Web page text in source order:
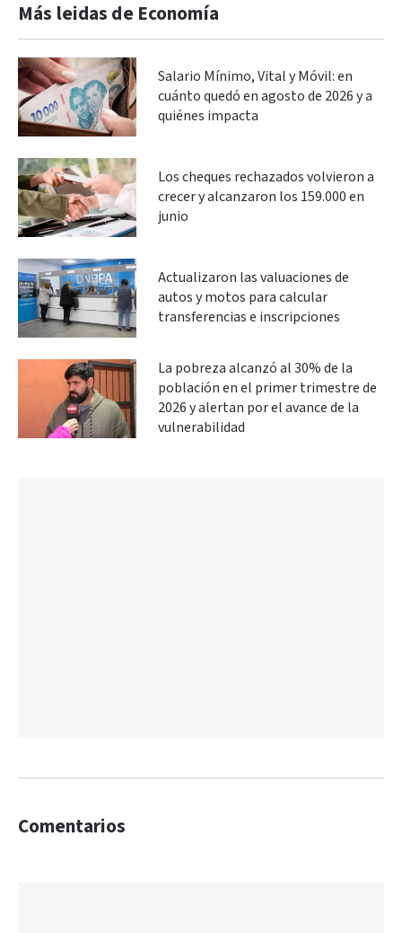
Más leidas de Economía
Salario Mínimo, Vital y Móvil: en
cuánto quedó en agosto de 2026 y a
quiénes impacta
Los cheques rechazados volvieron a
crecer y alcanzaron los 159.000 en
junio
Actualizaron las valuaciones de
autos y motos para calcular
transferencias e inscripciones
La pobreza alcanzó al 30% de la
población en el primer trimestre de
2026 y alertan por el avance de la
vulnerabilidad
Comentarios